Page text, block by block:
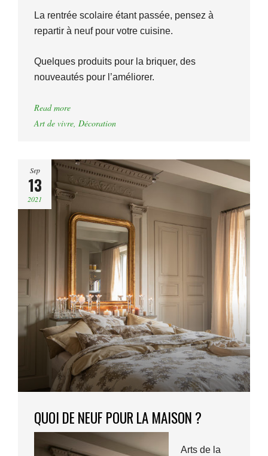
La rentrée scolaire étant passée, pensez à
repartir à neuf pour votre cuisine.
Quelques produits pour la briquer, des
nouveautés pour l’améliorer.
Read more
Art de vivre, Décoration
Sep
13
2021
QUOI DE NEUF POUR LA MAISON ?
Arts de la